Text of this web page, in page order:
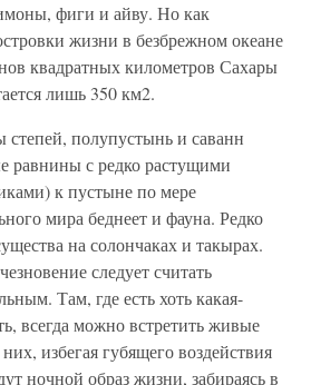
фиги и айву. Но как
жизни в безбрежном океане
квадратных километров Сахары
лишь 350 км2.
степей, полупустынь и саванн
равнины с редко растущими
к пустыне по мере
мира беднеет и фауна. Редко
на солончаках и такырах.
следует считать
Там, где есть хоть какая-
всегда можно встретить живые
избегая губящего воздействия
ночной образ жизни, забираясь в